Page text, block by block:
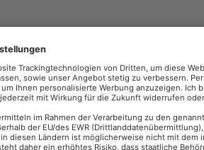
Dietmar de Vries